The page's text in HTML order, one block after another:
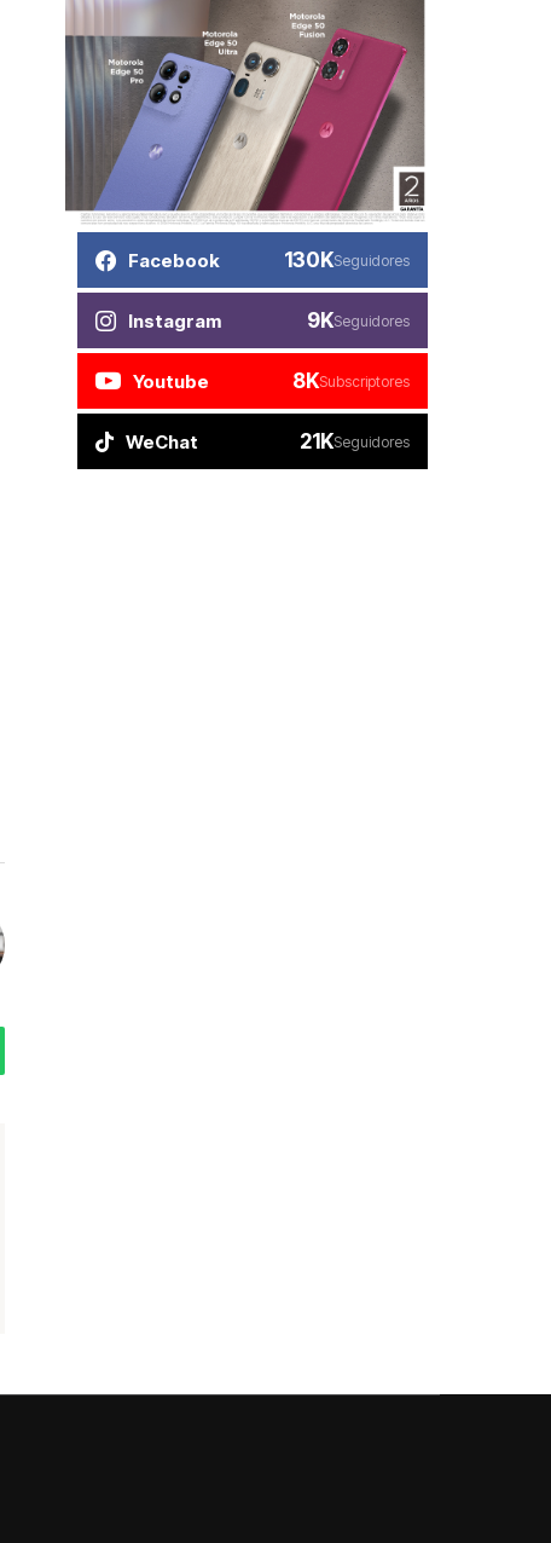
Facebook 130KSeguidores
Instagram 9KSeguidores
Youtube 8KSubscriptores
WeChat 21KSeguidores